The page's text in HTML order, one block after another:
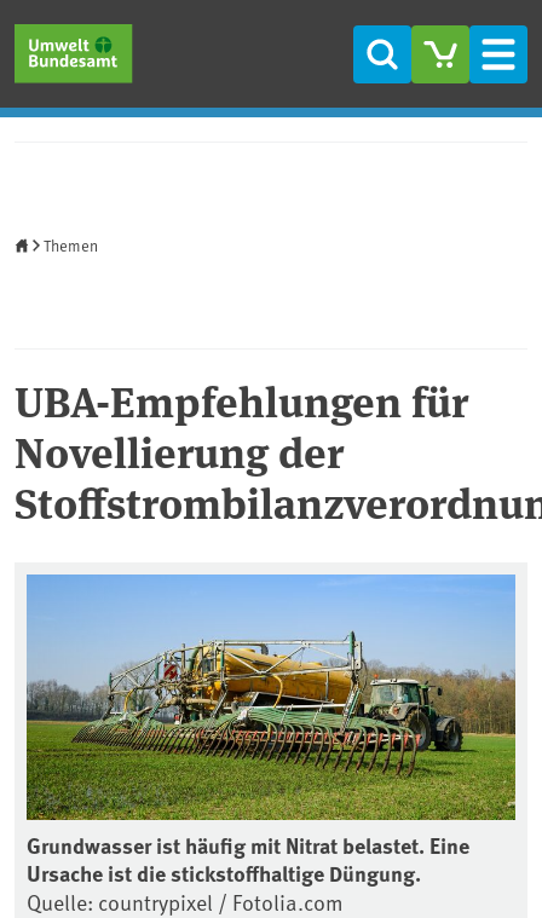
Suche
Themen
UBA-Empfehlungen für
Novellierung der
Grundwasser ist häufig mit Nitrat belastet. Eine
Ursache ist die stickstoffhaltige Düngung.
Quelle: countrypixel / Fotolia.com